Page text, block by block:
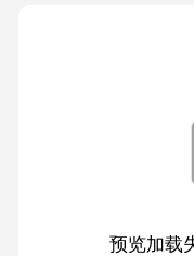
预览加载